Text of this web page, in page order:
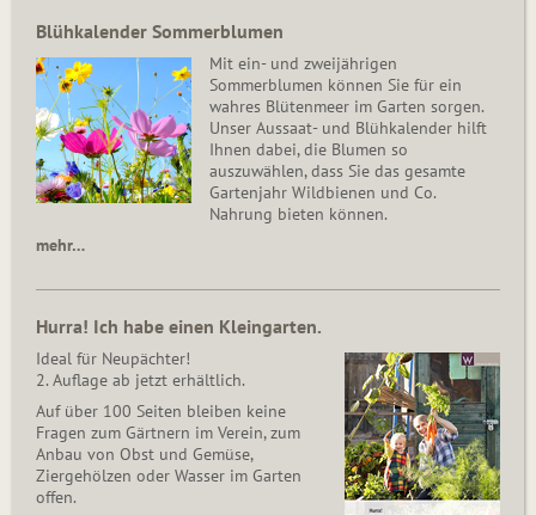
Blühkalender Sommerblumen
Mit ein- und zweijährigen
Sommerblumen können Sie für ein
wahres Blütenmeer im Garten sorgen.
Unser Aussaat- und Blühkalender hilft
Ihnen dabei, die Blumen so
auszuwählen, dass Sie das gesamte
Gartenjahr Wildbienen und Co.
Nahrung bieten können.
mehr…
Hurra! Ich habe einen Kleingarten.
Ideal für Neupächter!
2. Auflage ab jetzt erhältlich.
Auf über 100 Seiten bleiben keine
Fragen zum Gärtnern im Verein, zum
Anbau von Obst und Gemüse,
Ziergehölzen oder Wasser im Garten
offen.